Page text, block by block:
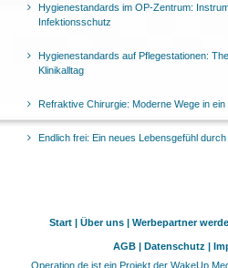
Hygienestandards im OP-Zentrum:
Infektionsschutz
Hygienestandards auf Pflegestationen:
Klinikalltag
Refraktive Chirurgie: Moderne Wege in ein
Endlich frei: Ein neues Lebensgefühl
Start | Über uns | Werbepartner
AGB | Datenschutz |
Operation.de ist ein Projekt der WakeUp